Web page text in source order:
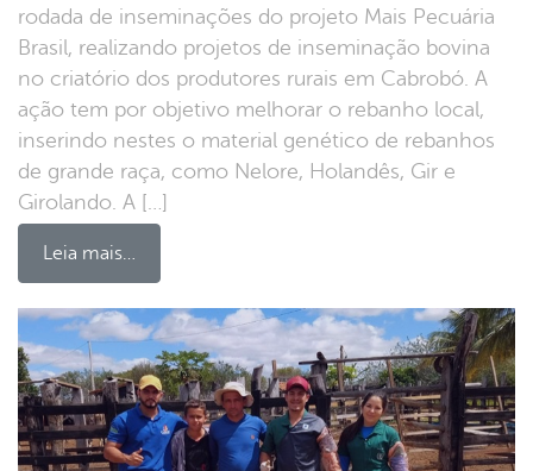
rodada de inseminações do projeto Mais Pecuária
Brasil, realizando projetos de inseminação bovina
no criatório dos produtores rurais em Cabrobó. A
ação tem por objetivo melhorar o rebanho local,
inserindo nestes o material genético de rebanhos
de grande raça, como Nelore, Holandês, Gir e
Girolando. A […]
Leia mais…